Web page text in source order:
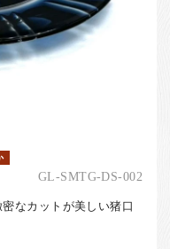
GL-SMTG-DS-002
なカットが美しい猪口